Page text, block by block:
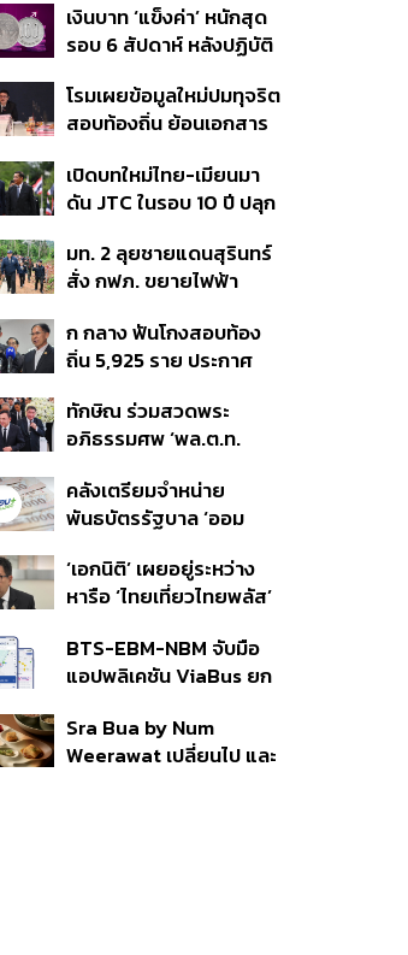
เงินบาท ‘แข็งค่า’ หนักสุด
รอบ 6 สัปดาห์ หลังปฏิบัติ
สหรัฐฯ-ญี่ปุ่น Standard
Chartered เปิดเป้าสิ้นปีนี้
ต่อดอลลาร์
โรมเผยข้อมูลใหม่ปมทุจริต
สอบท้องถิ่น ย้อนเอกสาร
อนุทิน จ่อสอบต่อเอี่ยว
ตัดตอน ม.บูรพา หรือไม่
เปิดบทใหม่ไทย-เมียนมา
ดัน JTC ในรอบ 10 ปี ปลุก
ชายแดน ท่าเรือน้ำลึก
ทวาย
มท. 2 ลุยชายแดนสุรินทร์
สั่ง กฟภ. ขยายไฟฟ้า
350’ เสริมความมั่นคง
ชายแดน
ก กลาง ฟันโกงสอบท้อง
ถิ่น 5,925 ราย ประกาศ
ราย รอ ป.ป.ช. ขีดเส้นแล้ว
เสร็จ 31 ส.ค.
ทักษิณ ร่วมสวดพระ
อภิธรรมศพ ‘พล.ต.ท.
สิน’ สิริอายุ 103 ปี แกนนำ
เพื่อไทย-บุคคลหลาก
คลังเตรียมจำหน่าย
พันธบัตรรัฐบาล ‘ออม
ก.ย.นี้ อาจเพิ่มสัดส่วนการ
ขายแบบ Small Lot First
‘เอกนิติ’ เผยอยู่ระหว่าง
หารือ ‘ไทยเที่ยวไทยพลัส’
แสนล้าน มั่นใจงบต่อ ‘ไทย
ช่วยไทย พลัส’ เฟส 2 มี
BTS-EBM-NBM จับมือ
แอปพลิเคชัน ViaBus ยก
รถไฟฟ้า 3 สายแบบเรียล
ไทม์
Sra Bua by Num
Weerawat เปลี่ยนไป และ